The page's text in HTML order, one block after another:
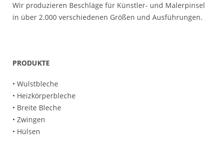
Wir produzieren Beschläge für Künstler- und Malerpinsel
in über 2.000 verschiedenen Größen und Ausführungen.
PRODUKTE
• Wulstbleche
• Heizkörperbleche
• Breite Bleche
• Zwingen
• Hülsen